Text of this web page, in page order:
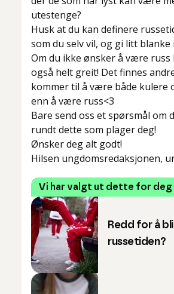
utestenge?
Husk at du kan definere
som du selv vil, og gi litt blanke
Om du ikke ønsker å være russ
også helt greit! Det finnes
kommer til å være både kulere
enn å være russ<3
Bare send oss et spørsmål om
rundt dette som plager deg!
Ønsker deg alt godt!
Hilsen ungdomsredaksjonen,
Vi har valgt ut dette for deg
Redd for å
russetiden?